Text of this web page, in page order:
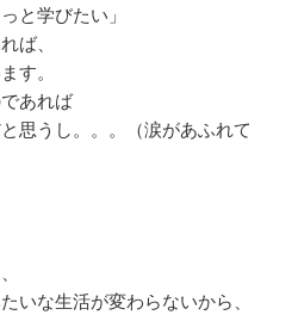
と学びたい」
ば、
す。
あれば
思うし。。。（涙があふれて
いな生活が変わらないから、